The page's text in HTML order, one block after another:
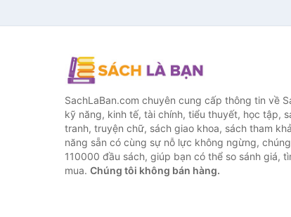
SachLaBan.com chuyên cung cấp thông tin về
kỹ năng, kinh tế, tài chính, tiểu thuyết, học tập,
tranh, truyện chữ, sách giao khoa, sách tham
năng sẵn có cùng sự nỗ lực không ngừng,
110000 đầu sách, giúp bạn có thể so sánh giá,
mua. Chúng tôi không bán hàng.